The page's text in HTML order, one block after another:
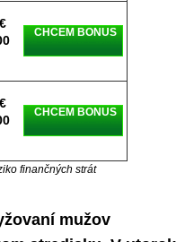
CHCEM BONUS
CHCEM BONUS
finančných strát
mužov